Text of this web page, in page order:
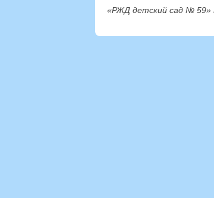
«РЖД детский сад № 59»